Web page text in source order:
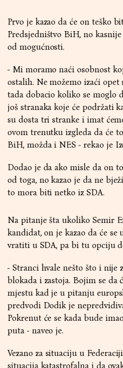
Prvo je kazao da će on teško
Predsjedništvo BiH, no
od mogućnosti.
- Mi moramo naći osobnost
ostalih. Ne možemo izaći opet
tada dobacio koliko se moglo
još stranaka koje će podržati
su dosta tri stranke i imat
ovom trenutku izgleda da će
BiH, možda i NES - rekao je
Dodao je da ako misle da on
od toga, no kazao je da ne
to mora biti netko iz SDA.
Na pitanje šta ukoliko Semir
kandidat, on je kazao da će
vratiti u SDA, pa bi tu opciju
- Stranci hvale nešto što i nije
blokada i zastoja. Bojim se da
mjestu kad je u pitanju
predvodi Dodik je
Pokrenut će se kada bude
puta - naveo je.
Vezano za situaciju u
situacija katastrofalna i da